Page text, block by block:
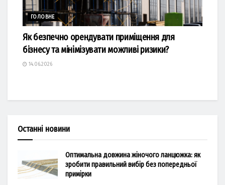
ГОЛОВНЕ
Як безпечно орендувати приміщення для
бізнесу та мінімізувати можливі ризики?
14.06.2026
Останні новини
Оптимальна довжина жіночого ланцюжка: як
зробити правильний вибір без попередньої
примірки